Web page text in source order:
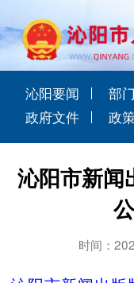
沁阳要闻 部
政府文件
政
沁阳市新闻
时间：